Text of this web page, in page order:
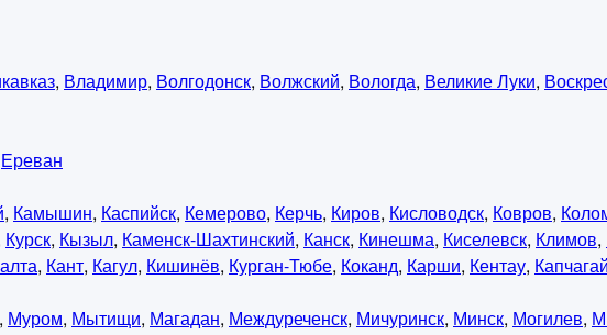
, Владимир, Волгодонск, Волжский, Вологда, Великие Луки,
Ереван
, Камышин, Каспийск, Кемерово, Керчь, Киров, Кисловодск, Ковров,
Курск, Кызыл, Каменск-Шахтинский, Канск, Кинешма, Киселевск, Климов,
, Кант, Кагул, Кишинёв, Курган-Тюбе, Коканд, Карши, Кентау, Капчагай
, Муром, Мытищи, Магадан, Междуреченск, Мичуринск, Минск, Могилев,